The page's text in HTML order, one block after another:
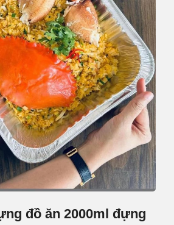
đồ ăn 2000ml đựng